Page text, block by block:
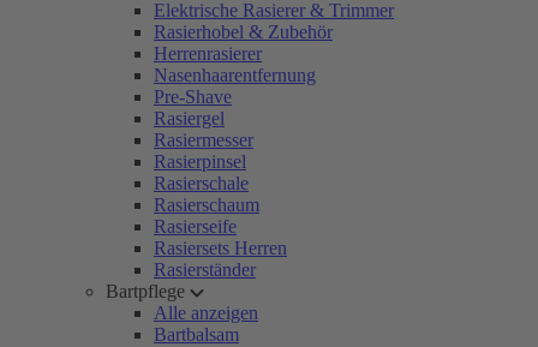
Elektrische Rasierer & Trimmer
Rasierhobel & Zubehör
Herrenrasierer
Nasenhaarentfernung
Pre-Shave
Rasiergel
Rasiermesser
Rasierpinsel
Rasierschale
Rasierschaum
Rasierseife
Rasiersets Herren
Rasierständer
Bartpflege
Alle anzeigen
Bartbalsam